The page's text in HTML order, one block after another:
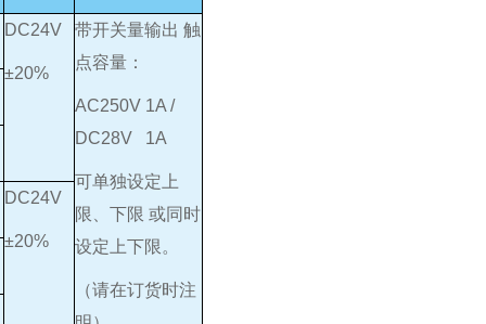
DC24V
±20%
带开关量输出 触
点容量：
AC250V 1A /
DC28V 1A
可单独设定上
限、下限 或同时
设定上下限。
（请在订货时注
DC24V
±20%